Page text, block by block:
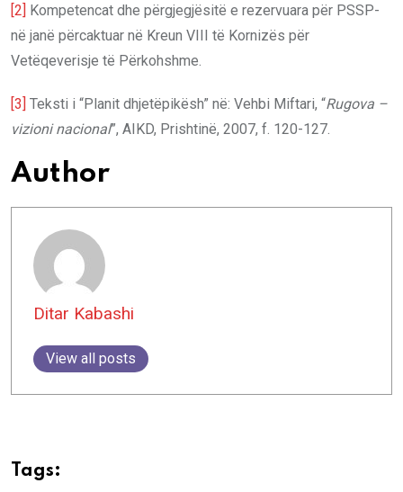
[2] Kompetencat dhe përgjegjësitë e rezervuara për PSSP-
në janë përcaktuar në Kreun VIII të Kornizës për
Vetëqeverisje të Përkohshme.
[3] Teksti i “Planit dhjetëpikësh” në: Vehbi Miftari, “Rugova –
vizioni nacional”, AIKD, Prishtinë, 2007, f. 120-127.
Author
Ditar Kabashi
View all posts
Tags: